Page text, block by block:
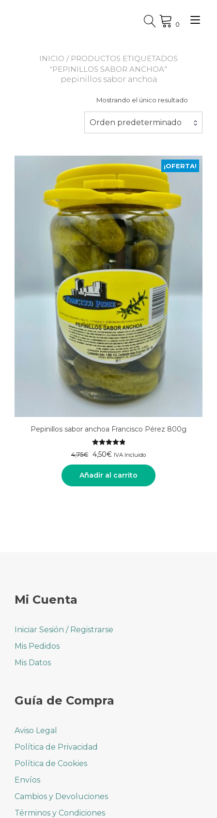
0
INICIO / PRODUCTOS ETIQUETADOS
“PEPINILLOS SABOR ANCHOA”
pepinillos sabor anchoa
Mostrando el único resultado
Orden predeterminado
¡OFERTA!
Pepinillos sabor anchoa Francisco Pérez 800g
Valorado
de 5
4,75€ El
precio
original
era:
4,50€El
precio
actual
es:
IVA Incluido
Añadir al carrito
Mi Cuenta
Iniciar Sesión / Registrarse
Mis Pedidos
Mis Datos
Guía de Compra
Aviso Legal
Política de Privacidad
Política de Cookies
Envíos
Cambios y Devoluciones
Términos y Condiciones